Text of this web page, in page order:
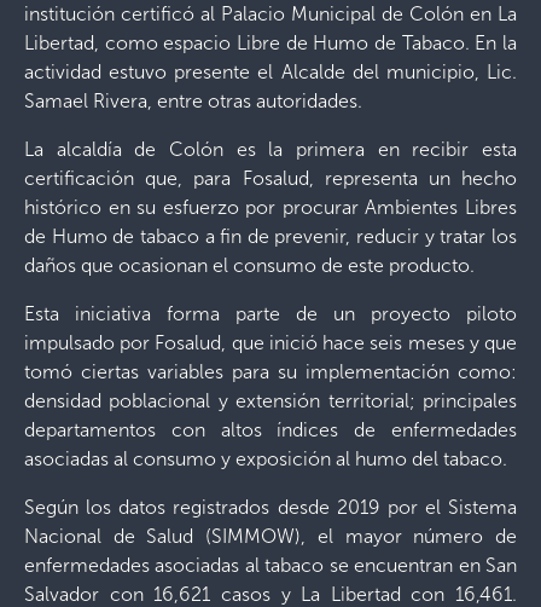
institución certificó al Palacio Municipal de Colón en La
Libertad, como espacio Libre de Humo de Tabaco. En la
actividad estuvo presente el Alcalde del municipio, Lic.
Samael Rivera, entre otras autoridades.
La alcaldía de Colón es la primera en recibir esta
certificación que, para Fosalud, representa un hecho
histórico en su esfuerzo por procurar Ambientes Libres
de Humo de tabaco a fin de prevenir, reducir y tratar los
daños que ocasionan el consumo de este producto.
Esta iniciativa forma parte de un proyecto piloto
impulsado por Fosalud, que inició hace seis meses y que
tomó ciertas variables para su implementación como:
densidad poblacional y extensión territorial; principales
departamentos con altos índices de enfermedades
asociadas al consumo y exposición al humo del tabaco.
Según los datos registrados desde 2019 por el Sistema
Nacional de Salud (SIMMOW), el mayor número de
enfermedades asociadas al tabaco se encuentran en San
Salvador con 16,621 casos y La Libertad con 16,461.